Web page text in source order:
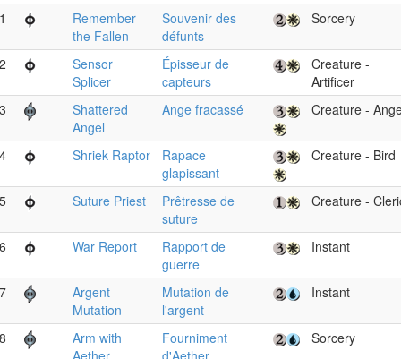
Remember
the Fallen
Souvenir des
défunts
Sorcery
Sensor
Splicer
Épisseur de
capteurs
Creature -
Artificer
Shattered
Angel
Ange fracassé Creature -
Shriek Raptor
Rapace
glapissant
Creature - Bird
Suture Priest
Prêtresse de
suture
Creature -
War Report
Rapport de
guerre
Instant
Argent
Mutation
Mutation de
l'argent
Instant
Arm with
Aether
Fourniment
d'Aether
Sorcery